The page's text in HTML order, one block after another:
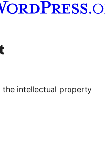
অ্যাকাউন্ট দেখুন
the intellectual property